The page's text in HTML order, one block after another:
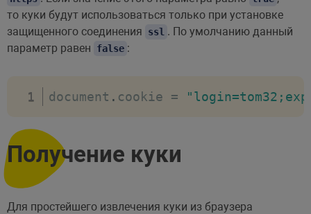
то куки будут использоваться только при установке
защищенного соединения
ssl . По умолчанию данный
параметр равен
false :
document . cookie =
Получение куки
Для простейшего извлечения куки из браузера